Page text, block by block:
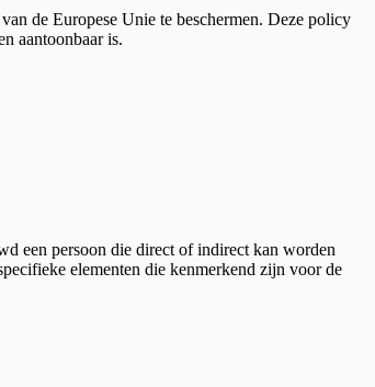
de Europese Unie te beschermen. Deze policy
aantoonbaar is.
een persoon die direct of indirect kan worden
elementen die kenmerkend zijn voor de